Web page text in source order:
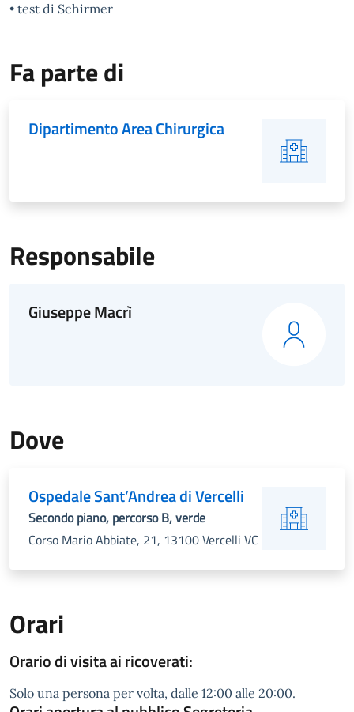
• test di Schirmer
Fa parte di
Dipartimento Area Chirurgica
Responsabile
Giuseppe Macrì
Dove
Ospedale Sant’Andrea di Vercelli
Secondo piano, percorso B, verde
Corso Mario Abbiate, 21, 13100 Vercelli VC
Orari
Orario di visita ai ricoverati:
Solo una persona per volta, dalle 12:00 alle 20:00.